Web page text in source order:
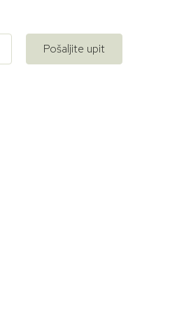
Pošaljite upit